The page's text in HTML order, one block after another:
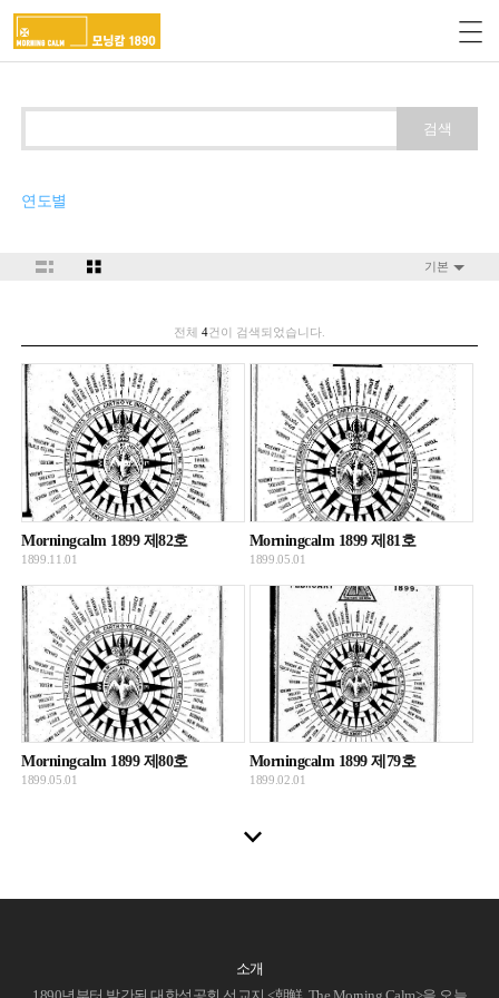
검색
연도별
기본
전체 4건이 검색되었습니다.
Morningcalm 1899 제82호
1899.11.01
Morningcalm 1899 제81호
1899.05.01
Morningcalm 1899 제80호
1899.05.01
Morningcalm 1899 제79호
1899.02.01
소개